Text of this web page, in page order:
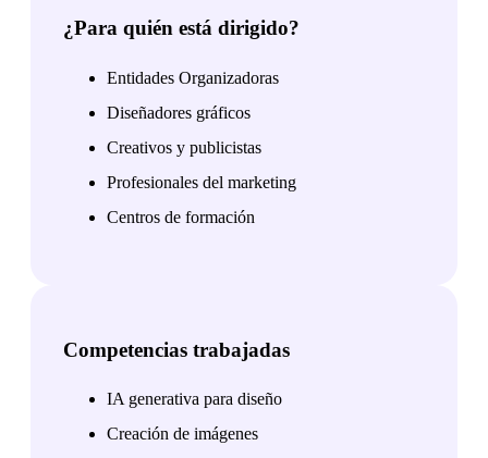
¿Para quién está dirigido?
Entidades Organizadoras
Diseñadores gráficos
Creativos y publicistas
Profesionales del marketing
Centros de formación
Competencias trabajadas
IA generativa para diseño
Creación de imágenes